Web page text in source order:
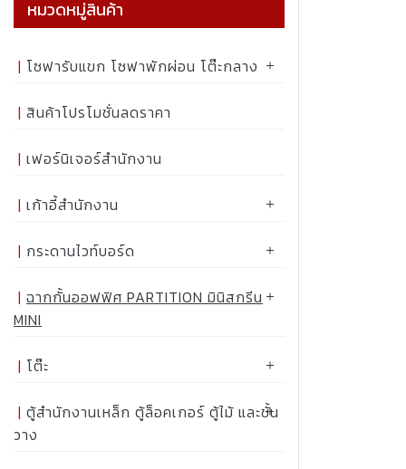
หมวดหมู่สินค้า
โซฟารับแขก โซฟาพักผ่อน โต๊ะกลาง
สินค้าโปรโมชั่นลดราคา
เฟอร์นิเจอร์สำนักงาน
เก้าอี้สำนักงาน
กระดานไวท์บอร์ด
ฉากกั้นออฟฟิศ PARTITION มินิสกรีน
MINI
โต๊ะ
ตู้สำนักงานเหล็ก ตู้ล็อคเกอร์ ตู้ไม้ และชั้น
วาง